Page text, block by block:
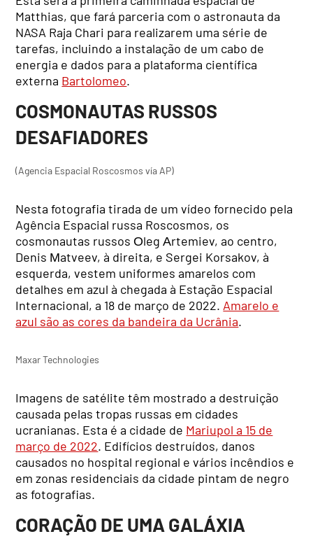
Matthias, que fará parceria com o astronauta da
NASA Raja Chari para realizarem uma série de
tarefas, incluindo a instalação de um cabo de
energia e dados para a plataforma científica
externa Bartolomeo.
COSMONAUTAS RUSSOS
DESAFIADORES
(Agencia Espacial Roscosmos vía AP)
Nesta fotografia tirada de um vídeo fornecido pela
Agência Espacial russa Roscosmos, os
cosmonautas russos Оleg Аrtemiev, ao centro,
Denis Мatveev, à direita, e Sergei Korsakov, à
esquerda, vestem uniformes amarelos com
detalhes em azul à chegada à Estação Espacial
Internacional, a 18 de março de 2022. Amarelo e
azul são as cores da bandeira da Ucrânia.
Maxar Technologies
Imagens de satélite têm mostrado a destruição
causada pelas tropas russas em cidades
ucranianas. Esta é a cidade de Mariupol a 15 de
março de 2022. Edifícios destruídos, danos
causados no hospital regional e vários incêndios e
em zonas residenciais da cidade pintam de negro
as fotografias.
CORAÇÃO DE UMA GALÁXIA